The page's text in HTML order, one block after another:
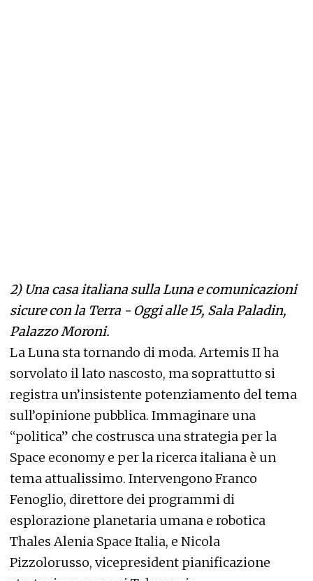
2) Una casa italiana sulla Luna e comunicazioni
sicure con la Terra - Oggi alle 15, Sala Paladin,
Palazzo Moroni.
La Luna sta tornando di moda. Artemis II ha
sorvolato il lato nascosto, ma soprattutto si
registra un’insistente potenziamento del tema
sull’opinione pubblica. Immaginare una
“politica” che costrusca una strategia per la
Space economy e per la ricerca italiana è un
tema attualissimo. Intervengono Franco
Fenoglio, direttore dei programmi di
esplorazione planetaria umana e robotica
Thales Alenia Space Italia, e Nicola
Pizzolorusso, vicepresident pianificazione